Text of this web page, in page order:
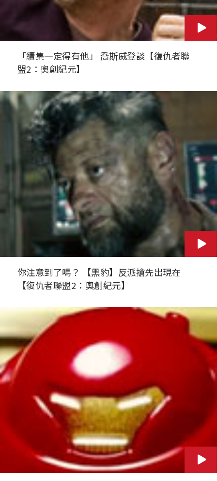
「續集一定得有他」 喬斯威登談【復仇者聯
盟2：奧創紀元】
你注意到了嗎？ 【黑豹】反派搶先出現在
【復仇者聯盟2：奧創紀元】